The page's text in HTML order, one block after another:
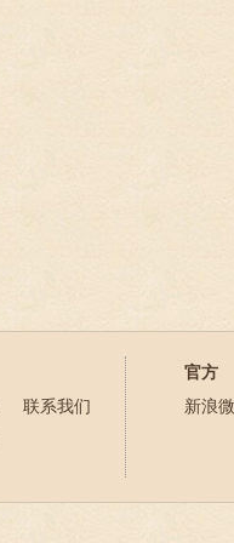
联系我们
官方
新浪